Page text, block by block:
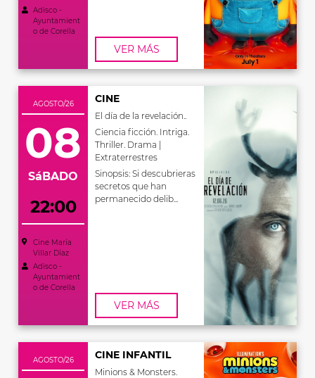
Adisco -
Ayuntamient
o de Corella
VER MÁS
AGOSTO/26
08
SáBADO
22:00
Cine María
Villar Díaz
Adisco -
Ayuntamient
o de Corella
CINE
El día de la revelación..
Ciencia ficción. Intriga.
Thriller. Drama |
Extraterrestres
Sinopsis: Si descubrieras
secretos que han
permanecido delib...
VER MÁS
AGOSTO/26 CINE INFANTIL
Minions & Monsters.